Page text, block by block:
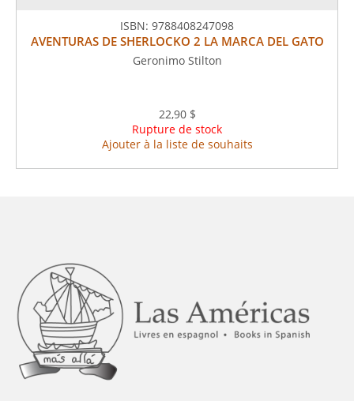
ISBN: 9788408247098
AVENTURAS DE SHERLOCKO 2 LA MARCA DEL GATO
Geronimo Stilton
22,90 $
Rupture de stock
Ajouter à la liste de souhaits